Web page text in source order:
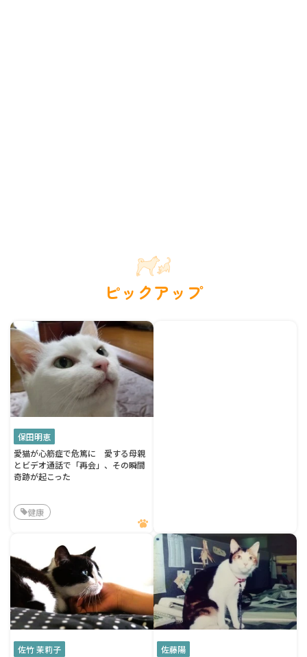
ピックアップ
保田明恵
愛猫が心筋症で危篤に 愛する母親
とビデオ通話で「再会」、その瞬間
奇跡が起こった
健康
佐竹 茉莉子
佐藤陽